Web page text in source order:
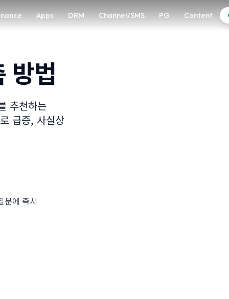
Apps DRM Channel/SMS PG Content
방법
추천하는
급증, 사실상
문에 즉시